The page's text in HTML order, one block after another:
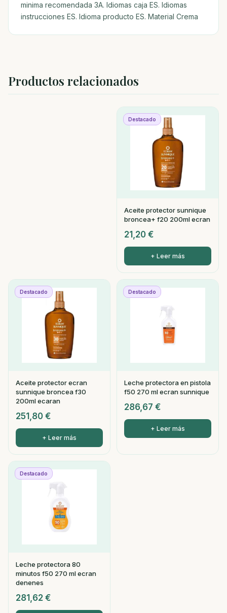
minima recomendada 3A. Idiomas caja ES. Idiomas
instrucciones ES. Idioma producto ES. Material Crema
Productos relacionados
Destacado
Aceite protector sunnique
broncea+ f20 200ml ecran
21,20 €
+ Leer más
Destacado
Aceite protector ecran
sunnique broncea f30
200ml ecaran
251,80 €
+ Leer más
Destacado
Leche protectora en pistola
f50 270 ml ecran sunnique
286,67 €
+ Leer más
Destacado
Leche protectora 80
minutos f50 270 ml ecran
denenes
281,62 €